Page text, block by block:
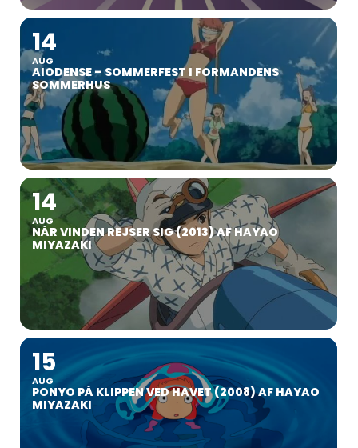
14
AUG
AIODENSE – SOMMERFEST I FORMANDENS
SOMMERHUS
14
AUG
NÅR VINDEN REJSER SIG (2013) AF HAYAO
MIYAZAKI
15
AUG
PONYO PÅ KLIPPEN VED HAVET (2008) AF HAYAO
MIYAZAKI